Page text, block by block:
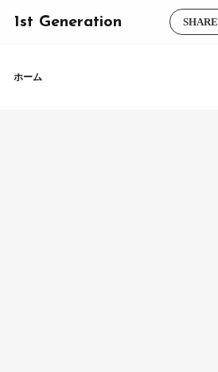
1st Generation SHARE
ホーム